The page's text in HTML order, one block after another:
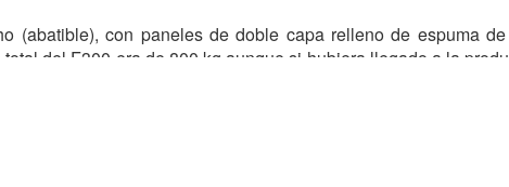
(abatible), con paneles de doble capa relleno de espuma
del F300 era de 800 kg aunque si hubiera llegado a la
izquierda, y trasera derecha). El interior del vehículo,